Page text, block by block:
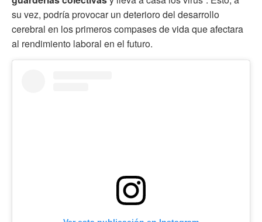
su vez, podría provocar un deterioro del desarrollo
cerebral en los primeros compases de vida que afectara
al rendimiento laboral en el futuro.